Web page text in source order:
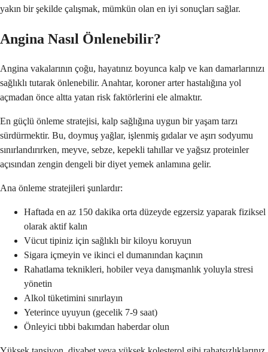
yakın bir şekilde çalışmak, mümkün olan en iyi sonuçları sağlar.
Angina Nasıl Önlenebilir?
Angina vakalarının çoğu, hayatınız boyunca kalp ve kan damarlarınızı
sağlıklı tutarak önlenebilir. Anahtar, koroner arter hastalığına yol
açmadan önce altta yatan risk faktörlerini ele almaktır.
En güçlü önleme stratejisi, kalp sağlığına uygun bir yaşam tarzı
sürdürmektir. Bu, doymuş yağlar, işlenmiş gıdalar ve aşırı sodyumu
sınırlandırırken, meyve, sebze, kepekli tahıllar ve yağsız proteinler
açısından zengin dengeli bir diyet yemek anlamına gelir.
Ana önleme stratejileri şunlardır:
Haftada en az 150 dakika orta düzeyde egzersiz yaparak fiziksel
olarak aktif kalın
Vücut tipiniz için sağlıklı bir kiloyu koruyun
Sigara içmeyin ve ikinci el dumanından kaçının
Rahatlama teknikleri, hobiler veya danışmanlık yoluyla stresi
yönetin
Alkol tüketimini sınırlayın
Yeterince uyuyun (gecelik 7-9 saat)
Önleyici tıbbi bakımdan haberdar olun